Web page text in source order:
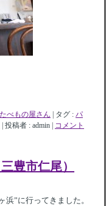
べもの屋さん | タグ : パ
| 投稿者 : admin | コメント
豊市仁尾）
浜”に行ってきました。